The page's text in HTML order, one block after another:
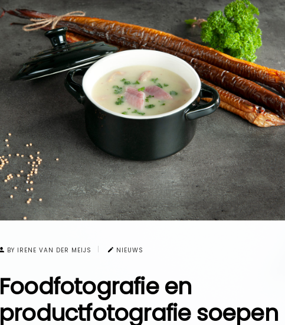
BY IRENE VAN DER MEIJS NIEUWS
Foodfotografie en
productfotografie soepen